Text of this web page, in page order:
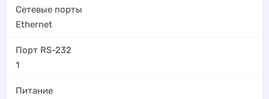
Сетевые порты
Ethernet
Порт RS-232
1
Питание